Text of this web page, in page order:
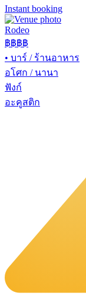
Instant booking
Rodeo
฿฿฿฿
• บาร์ / ร้านอาหาร
อโศก / นานา
ฟังก์
อะคูสติก